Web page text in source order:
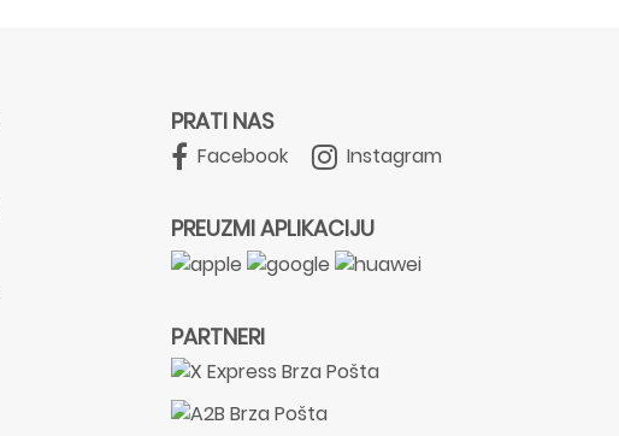
PRATI NAS
Facebook Instagram
PREUZMI APLIKACIJU
PARTNERI